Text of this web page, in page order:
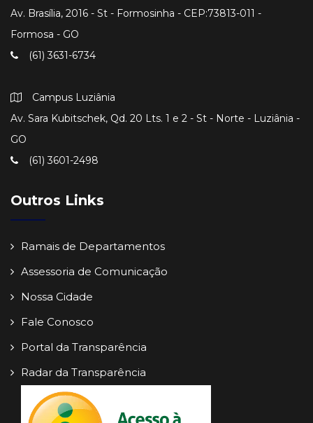
Av. Brasília, 2016 - St - Formosinha - CEP:73813-011 -
Formosa - GO
(61) 3631-6734
Campus Luziânia
Av. Sara Kubitschek, Qd. 20 Lts. 1 e 2 - St - Norte - Luziânia -
GO
(61) 3601-2498
Outros Links
Ramais de Departamentos
Assessoria de Comunicação
Nossa Cidade
Fale Conosco
Portal da Transparência
Radar da Transparência